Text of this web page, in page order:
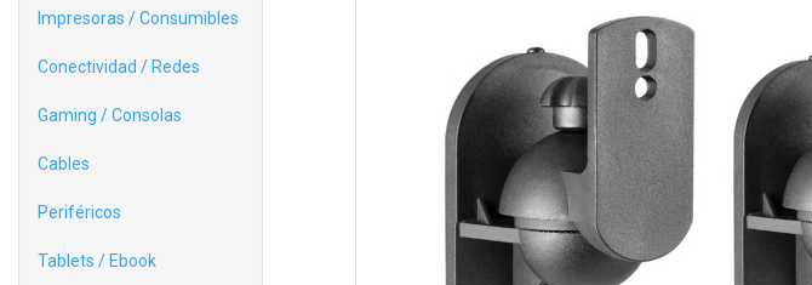
Impresoras / Consumibles
Conectividad / Redes
Gaming / Consolas
Cables
Periféricos
Tablets / Ebook